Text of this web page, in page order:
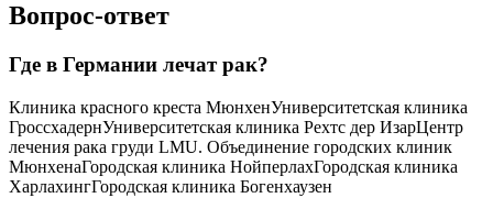
Вопрос-ответ
Где в Германии лечат рак?
Клиника красного креста МюнхенУниверситетская клиника
ГроссхадернУниверситетская клиника Рехтс дер ИзарЦентр
лечения рака груди LMU. Объединение городских клиник
МюнхенаГородская клиника НойперлахГородская клиника
ХарлахингГородская клиника Богенхаузен